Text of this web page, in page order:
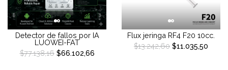
Detector de fallos por IA
LUOWEI-FAT
$77.138,16$66.102,66
Flux jeringa RF4 F20 10cc.
$13.242,60 $11.035,50